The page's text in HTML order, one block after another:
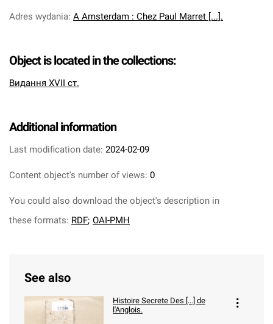
Adres wydania: A Amsterdam : Chez Paul Marret [...].
Object is located in the collections:
Видання XVII ст.
Additional information
Last modification date: 2024-02-09
Content object's number of views: 0
You could also download the object's description in
these formats: RDF; OAI-PMH
See also
Histoire Secrete Des [...] de
l'Anglois.